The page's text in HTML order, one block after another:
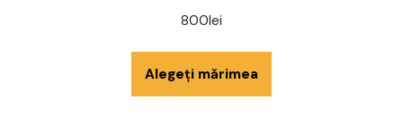
800lei
Alegeți mărimea